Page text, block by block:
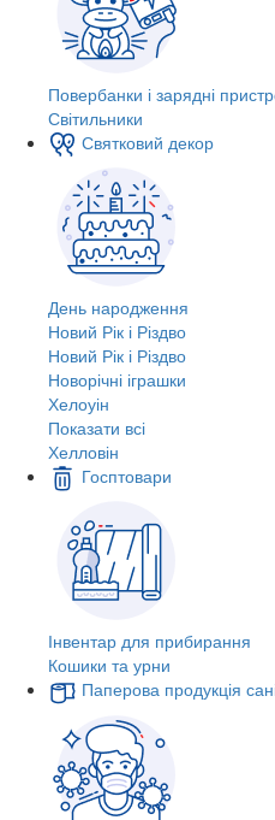
Повербанки і зарядні
Світильники
Святковий декор
День народження
Новий Рік і Різдво
Новий Рік і Різдво
Новорічні іграшки
Хелоуін
Показати всі
Хелловін
Госптовари
Інвентар для прибирання
Кошики та урни
Паперова продукція